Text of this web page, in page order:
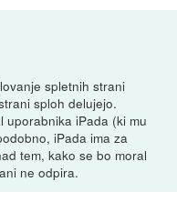
spletnih strani
sploh delujejo.
uporabnika iPada (ki mu
iPada ima za
tem, kako se bo moral
ne odpira.